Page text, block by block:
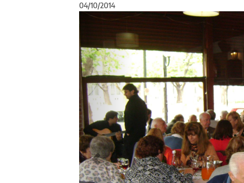
04/10/2014
Anterior